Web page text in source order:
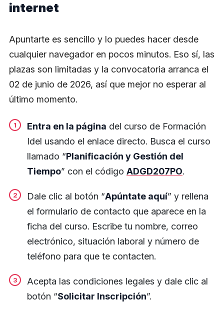
internet
Apuntarte es sencillo y lo puedes hacer desde
cualquier navegador en pocos minutos. Eso sí, las
plazas son limitadas y la convocatoria arranca el
02 de junio de 2026, así que mejor no esperar al
último momento.
Entra en la página del curso de Formación
Idel usando el enlace directo. Busca el curso
llamado “Planificación y Gestión del
Tiempo” con el código ADGD207PO.
Dale clic al botón “Apúntate aquí” y rellena
el formulario de contacto que aparece en la
ficha del curso. Escribe tu nombre, correo
electrónico, situación laboral y número de
teléfono para que te contacten.
Acepta las condiciones legales y dale clic al
botón “Solicitar Inscripción”.